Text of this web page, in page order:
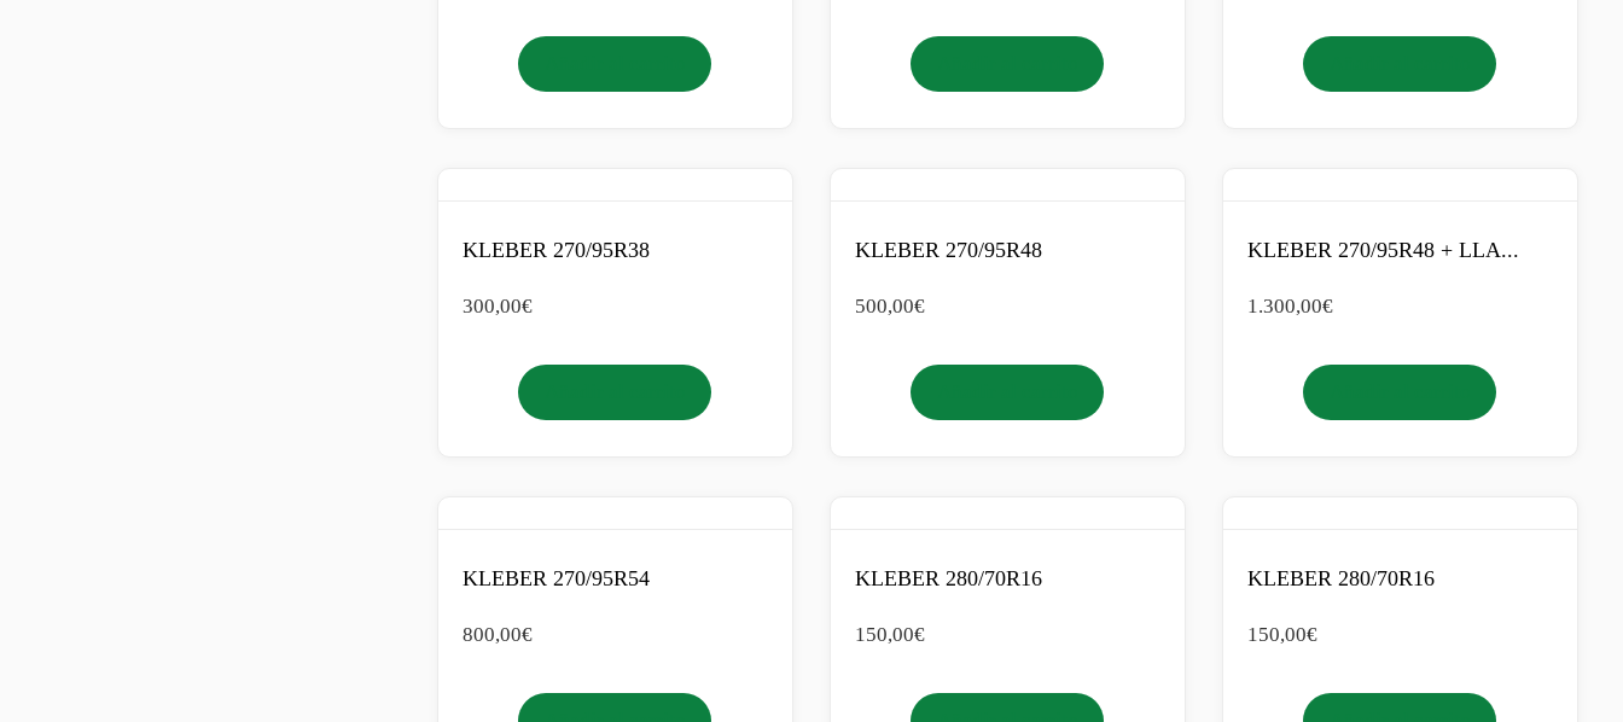
KLEBER 270/95R38
300,00€
KLEBER 270/95R48
500,00€
KLEBER 270/95R48 + LLA...
1.300,00€
KLEBER 270/95R54
800,00€
KLEBER 280/70R16
150,00€
KLEBER 280/70R16
150,00€